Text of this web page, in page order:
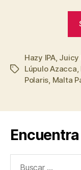
Etiquetas
Hazy IPA, Juicy
Lúpulo Azacca
Polaris Malta